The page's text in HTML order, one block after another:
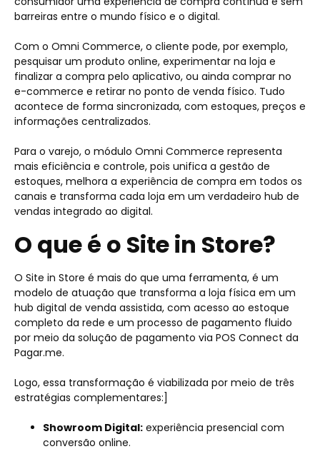
barreiras entre o mundo físico e o digital.
Com o Omni Commerce, o cliente pode, por exemplo,
pesquisar um produto online, experimentar na loja e
finalizar a compra pelo aplicativo, ou ainda comprar no
e-commerce e retirar no ponto de venda físico. Tudo
acontece de forma sincronizada, com estoques, preços e
informações centralizados.
Para o varejo, o módulo Omni Commerce representa
mais eficiência e controle, pois unifica a gestão de
estoques, melhora a experiência de compra em todos os
canais e transforma cada loja em um verdadeiro hub de
vendas integrado ao digital.
O que é o Site in Store?
O Site in Store é mais do que uma ferramenta, é um
modelo de atuação que transforma a loja física em um
hub digital de venda assistida, com acesso ao estoque
completo da rede e um processo de pagamento fluido
por meio da solução de pagamento via POS Connect da
Pagar.me.
Logo, essa transformação é viabilizada por meio de três
estratégias complementares:]
Showroom Digital: experiência presencial com
conversão online.